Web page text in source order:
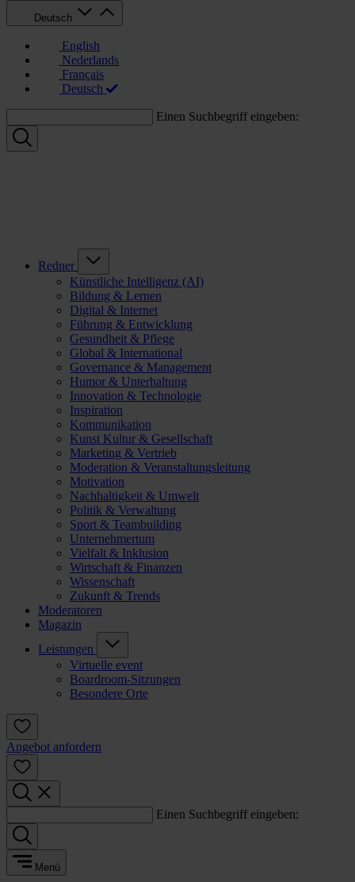
Deutsch
English
Nederlands
Français
Deutsch
Einen Suchbegriff eingeben:
Redner
Künstliche Intelligenz (AI)
Bildung & Lernen
Digital & Internet
Führung & Entwicklung
Gesundheit & Pflege
Global & International
Governance & Management
Humor & Unterhaltung
Innovation & Technologie
Inspiration
Kommunikation
Kunst Kultur & Gesellschaft
Marketing & Vertrieb
Moderation & Veranstaltungsleitung
Motivation
Nachhaltigkeit & Umwelt
Politik & Verwaltung
Sport & Teambuilding
Unternehmertum
Vielfalt & Inklusion
Wirtschaft & Finanzen
Wissenschaft
Zukunft & Trends
Moderatoren
Magazin
Leistungen
Virtuelle event
Boardroom-Sitzungen
Besondere Orte
Angebot anfordern
Einen Suchbegriff eingeben:
Menü